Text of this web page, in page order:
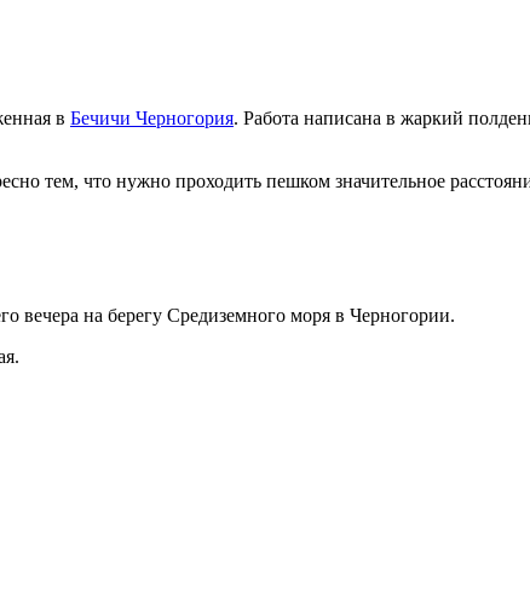
в Бечичи Черногория. Работа написана в жаркий
тем, что нужно проходить пешком значительное
вечера на берегу Средиземного моря в Черногории.